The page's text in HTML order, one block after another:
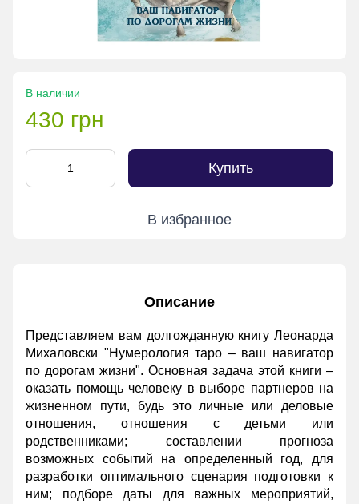
В наличии
430 грн
Купить
В избранное
Описание
Представляем вам долгожданную книгу Леонарда
Михаловски "Нумерология таро – ваш навигатор
по дорогам жизни". Основная задача этой книги –
оказать помощь человеку в выборе партнеров на
жизненном пути, будь это личные или деловые
отношения, отношения с детьми или
родственниками; составлении прогноза
возможных событий на определенный год, для
разработки оптимального сценария подготовки к
ним; подборе даты для важных мероприятий,